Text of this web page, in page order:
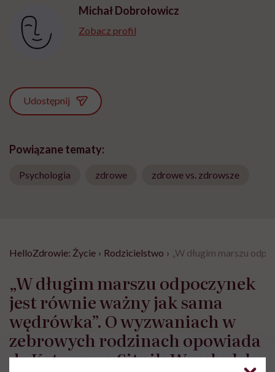
Michał Dobrołowicz
Zobacz profil
Udostępnij
Powiązane tematy:
Psychologia zdrowe zdrowe vs. zdrowsze
HelloZdrowie: Życie › Rodzicielstwo › „W długim marszu
„W długim marszu odpoczynek
jest równie ważny jak sama
wędrówka”. O wyzwaniach w
zebrowych rodzinach opowiada
dr Katarzyna Sitnik-Warchulska